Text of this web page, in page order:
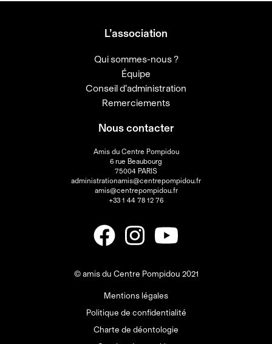
L’association
Qui sommes-nous ?
Équipe
Conseil d’administration
Remerciements
Nous contacter
Amis du Centre Pompidou
6 rue Beaubourg
75004 PARIS
administrationamis@centrepompidou.fr
amis@centrepompidou.fr
+33 1 44 78 12 76
© amis du Centre Pompidou 2021
Mentions légales
Politique de confidentialité
Charte de déontologie